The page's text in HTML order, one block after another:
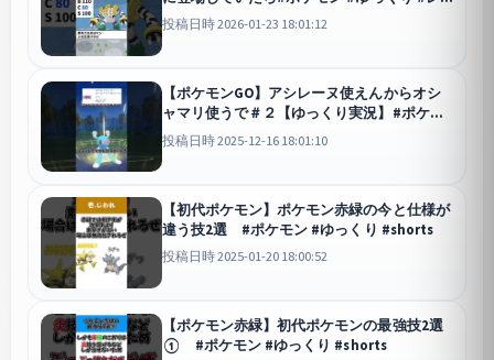
ジギガス #shorts
投稿日時 2026-01-23 18:01:12
【ポケモンGO】アシレーヌ使えんからオシ
ャマリ使うで＃２【ゆっくり実況】#ポケモ
ン #ポケモンgo #アシレーヌ #ゆっくり
#shorts
投稿日時 2025-12-16 18:01:10
【初代ポケモン】ポケモン赤緑の今と仕様が
違う技2選 #ポケモン #ゆっくり #shorts
投稿日時 2025-01-20 18:00:52
【ポケモン赤緑】初代ポケモンの最強技2選
① #ポケモン #ゆっくり #shorts